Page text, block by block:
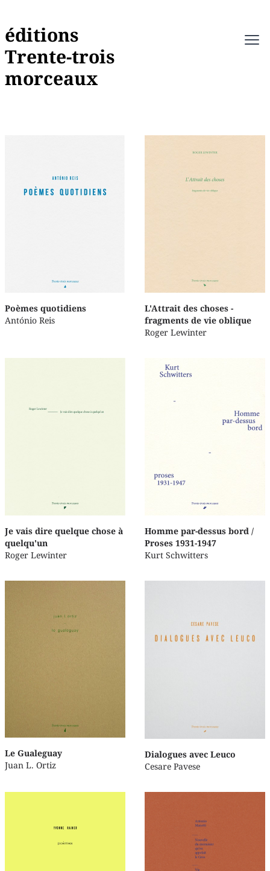
éditions
Trente-trois
morceaux
Poèmes quotidiens
António Reis
L'Attrait des choses -
fragments de vie oblique
Roger Lewinter
Je vais dire quelque chose à
quelqu'un
Roger Lewinter
Homme par-dessus bord /
Proses 1931-1947
Kurt Schwitters
Le Gualeguay
Juan L. Ortiz
Dialogues avec Leuco
Cesare Pavese